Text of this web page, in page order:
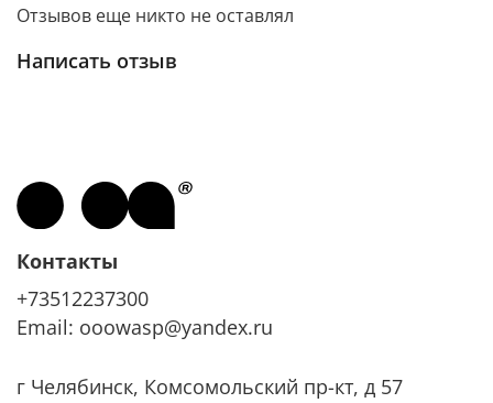
Отзывов еще никто не оставлял
Написать отзыв
Контакты
+73512237300
Email: ooowasp@yandex.ru
г Челябинск, Комсомольский пр-кт, д 57